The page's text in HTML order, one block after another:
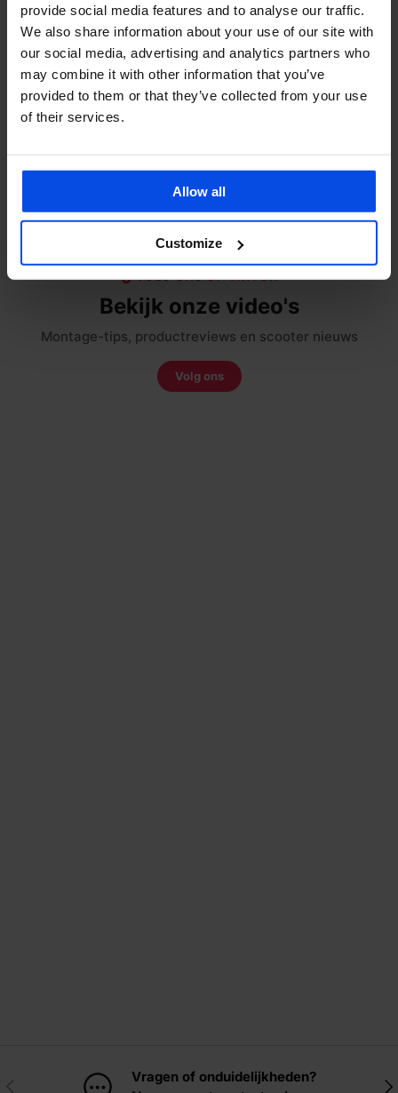
provide social media features and to analyse our traffic.
We also share information about your use of our site with
our social media, advertising and analytics partners who
may combine it with other information that you’ve
provided to them or that they’ve collected from your use
of their services.
Allow all
Customize
Webwinkel Keurmerk
Merken
Delen:
VOLG ONS OP TIKTOK
Bekijk onze video's
Montage-tips, productreviews en scooter nieuws
Volg ons
Vorige
Vragen of onduidelijkheden?